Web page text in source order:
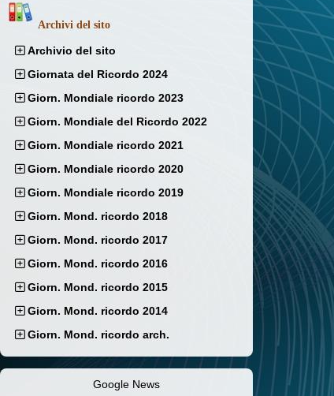
Archivi del sito
Archivio del sito
Giornata del Ricordo 2024
Giorn. Mondiale ricordo 2023
Giorn. Mondiale del Ricordo 2022
Giorn. Mondiale ricordo 2021
Giorn. Mondiale ricordo 2020
Giorn. Mondiale ricordo 2019
Giorn. Mond. ricordo 2018
Giorn. Mond. ricordo 2017
Giorn. Mond. ricordo 2016
Giorn. Mond. ricordo 2015
Giorn. Mond. ricordo 2014
Giorn. Mond. ricordo arch.
Google News